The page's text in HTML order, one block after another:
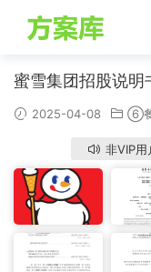
蜜雪集团招股说明
2025-04-08 ⑥
非VIP